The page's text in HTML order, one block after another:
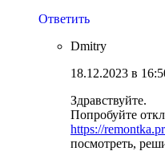
Ответить
Dmitry
18.12.2023 в
Здравствуйте.
Попробуйте
https://
посмотреть,